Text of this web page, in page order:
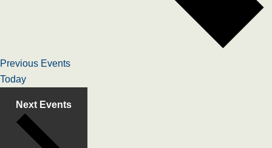
Previous Events
Today
Next Events